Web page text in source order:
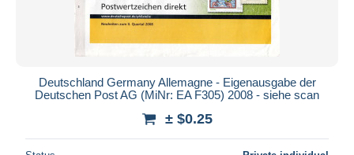
Deutschland Germany Allemagne - Eigenausgabe der
Deutschen Post AG (MiNr: EA F305) 2008 - siehe scan
± $0.25